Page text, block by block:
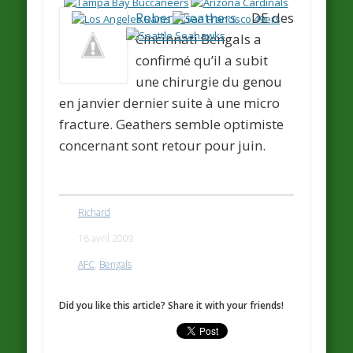
Robert Geathers
DE des
Cincinnati Bengals a
confirmé qu’il a subit
une chirurgie du genou
en janvier dernier suite à une micro
fracture. Geathers semble optimiste
concernant sont retour pour juin.
Richard
16 avril 2009
AFC, Bengals
Did you like this article? Share it with your friends!